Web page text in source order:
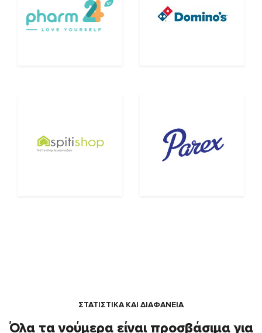
ΣΤΑΤΙΣΤΙΚΑ ΚΑΙ ΔΙΑΦΑΝΕΙΑ
Όλα τα νούμερα είναι προσβάσιμα για